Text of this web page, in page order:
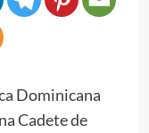
Dominicana
Cadete de